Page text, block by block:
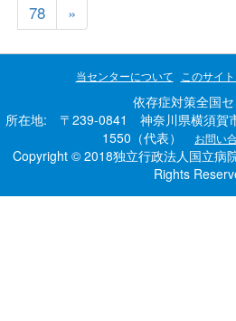
78
»
当センターについて このサイ
依存症対策全国
所在地: 〒239-0841 神奈川県横須賀
1550（代表）
お問い
Copyright © 2018独立行政法人国立病
Rights